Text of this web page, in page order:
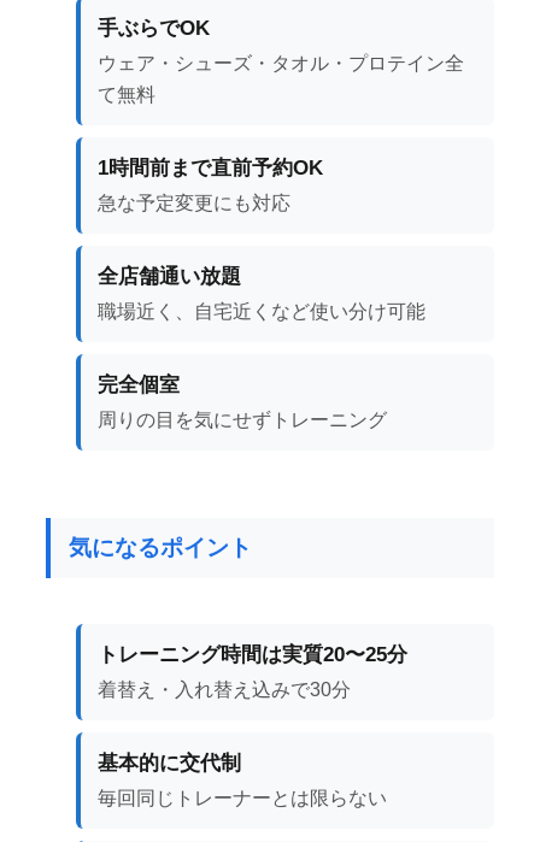
手ぶらでOK
ウェア・シューズ・タオル・プロテイン全
て無料
1時間前まで直前予約OK
急な予定変更にも対応
全店舗通い放題
職場近く、自宅近くなど使い分け可能
完全個室
周りの目を気にせずトレーニング
気になるポイント
トレーニング時間は実質20〜25分
着替え・入れ替え込みで30分
基本的に交代制
毎回同じトレーナーとは限らない